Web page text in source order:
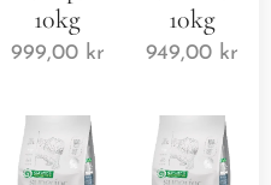
10kg
999,00kr
10kg
949,00kr